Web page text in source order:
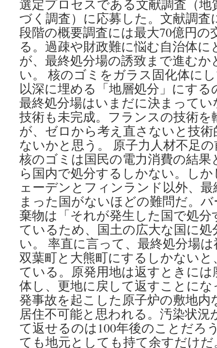
選定プロセスである文献調査（地
づく調査）に応募した。文献調査
段階の概要調査には最大70億円の
る。過疎や財政難に悩む自治体
が、最終処分場の誘致まで進む
い。 核のゴミをガラス固化体に
以深に埋める「地層処分」にす
最終処分場はいまだに決まって
技術も未完成。フランスの技術
が、ゼロから考え直さないと技
ないかと思う。 原子力人材不足
核のゴミは国民の電力消費の結
ら国内で処分するしかない。し
ェーデンとフィンランド以外、
まった国がないほどの難問だ。
棄物は「それが発生した国で処
ているため、国土の広大な国に
い。 率直に言って、最終処分場
双葉町と大熊町にするしかない
ている。原発用地は返すときに
体し、更地に戻して返すことに
発事故を起こした原子炉の敷地
居住不可能と思われる。汚染状
て返せるのは100年後のことだろ
ても地元としても持て余すだけ